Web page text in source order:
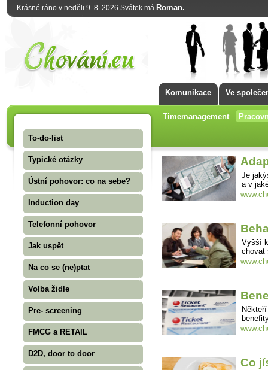
Krásné ráno v neděli 9. 8. 2026 Svátek má Roman.
Komunikace Ve
Timemanagement
To-do-list
Typické otázky
Ústní pohovor: co na sebe?
Induction day
Telefonní pohovor
Jak uspět
Na co se (ne)ptat
Volba židle
Pre- screening
FMCG a RETAIL
D2D, door to door
Je
a v
Vyšší
chovat
Co